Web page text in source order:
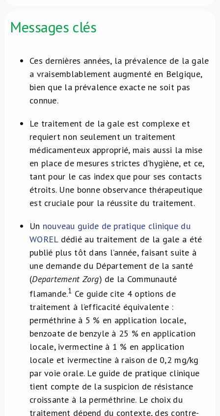
NL
Messages clés
Ces dernières années, la prévalence de la gale
a vraisemblablement augmenté en Belgique,
bien que la prévalence exacte ne soit pas
connue.
Le traitement de la gale est complexe et
requiert non seulement un traitement
médicamenteux approprié, mais aussi la mise
en place de mesures strictes d’hygiène, et ce,
tant pour le cas index que pour ses contacts
étroits. Une bonne observance thérapeutique
est cruciale pour la réussite du traitement.
Un nouveau guide de pratique clinique du
WORELdédié au traitement de la gale a été
publié plus tôt dans l’année, faisant suite à
une demande du Département de la santé
(Departement Zorg) de la Communauté
flamande.1 Ce guide cite 4 options de
traitement à l’efficacité équivalente :
perméthrine à 5 % en application locale,
benzoate de benzyle à 25 % en application
locale, ivermectine à 1 % en application
locale et ivermectine à raison de 0,2 mg/kg
par voie orale. Le guide de pratique clinique
tient compte de la suspicion de résistance
croissante à la perméthrine. Le choix du
traitement dépend du contexte, des contre-